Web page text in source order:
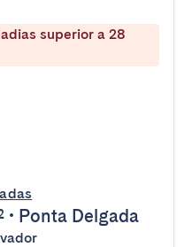
superior a 28
• Ponta Delgada